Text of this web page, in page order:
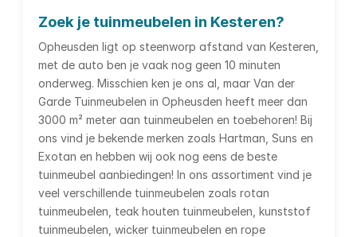
Zoek je tuinmeubelen in Kesteren?
Opheusden ligt op steenworp afstand van Kesteren,
met de auto ben je vaak nog geen 10 minuten
onderweg. Misschien ken je ons al, maar Van der
Garde Tuinmeubelen in Opheusden heeft meer dan
3000 m² meter aan tuinmeubelen en toebehoren! Bij
ons vind je bekende merken zoals Hartman, Suns en
Exotan en hebben wij ook nog eens de beste
tuinmeubel aanbiedingen! In ons assortiment vind je
veel verschillende tuinmeubelen zoals rotan
tuinmeubelen, teak houten tuinmeubelen, kunststof
tuinmeubelen, wicker tuinmeubelen en rope